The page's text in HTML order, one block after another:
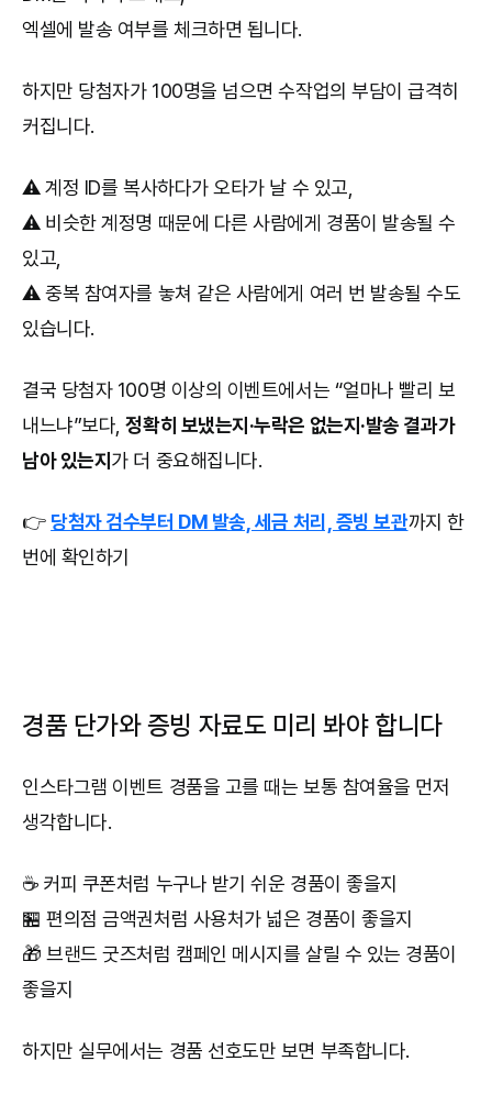
엑셀에 발송 여부를 체크하면 됩니다.
하지만 당첨자가 100명을 넘으면 수작업의 부담이 급격히
커집니다.
⚠️ 계정 ID를 복사하다가 오타가 날 수 있고,
⚠️ 비슷한 계정명 때문에 다른 사람에게 경품이 발송될 수
있고,
⚠️ 중복 참여자를 놓쳐 같은 사람에게 여러 번 발송될 수도
있습니다.
결국 당첨자 100명 이상의 이벤트에서는 “얼마나 빨리 보
내느냐”보다,정확히 보냈는지·누락은 없는지·발송 결과가
남아 있는지가 더 중요해집니다.
👉 당첨자 검수부터 DM 발송, 세금 처리, 증빙 보관까지 한
번에 확인하기
경품 단가와 증빙 자료도 미리 봐야 합니다
인스타그램 이벤트 경품을 고를 때는 보통 참여율을 먼저
생각합니다.
☕ 커피 쿠폰처럼 누구나 받기 쉬운 경품이 좋을지
🏪 편의점 금액권처럼 사용처가 넓은 경품이 좋을지
🎁 브랜드 굿즈처럼 캠페인 메시지를 살릴 수 있는 경품이
좋을지
하지만 실무에서는 경품 선호도만 보면 부족합니다.